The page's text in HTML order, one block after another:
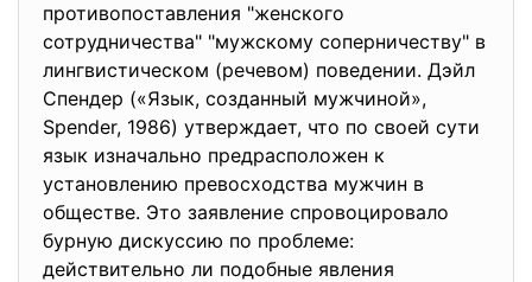
противопоставления "женского
сотрудничества" "мужскому соперничеству" в
лингвистическом (речевом) поведении. Дэйл
Спендер («Язык, созданный мужчиной»,
Spender, 1986) утверждает, что по своей сути
язык изначально предрасположен к
установлению превосходства мужчин в
обществе. Это заявление спровоцировало
бурную дискуссию по проблеме:
действительно ли подобные явления